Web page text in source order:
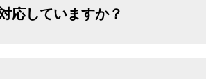
対応していますか？